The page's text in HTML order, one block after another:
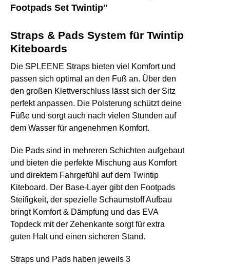
Footpads Set Twintip"
Straps & Pads System für Twintip
Kiteboards
Die SPLEENE Straps bieten viel Komfort und
passen sich optimal an den Fuß an. Über den
den großen Klettverschluss lässt sich der Sitz
perfekt anpassen. Die Polsterung schützt deine
Füße und sorgt auch nach vielen Stunden auf
dem Wasser für angenehmen Komfort.
Die Pads sind in mehreren Schichten aufgebaut
und bieten die perfekte Mischung aus Komfort
und direktem Fahrgefühl auf dem Twintip
Kiteboard. Der Base-Layer gibt den Footpads
Steifigkeit, der spezielle Schaumstoff Aufbau
bringt Komfort & Dämpfung und das EVA
Topdeck mit der Zehenkante sorgt für extra
guten Halt und einen sicheren Stand.
Straps und Pads haben jeweils 3